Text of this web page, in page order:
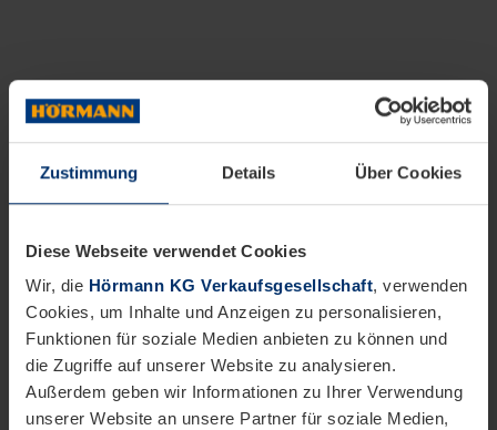
Zustimmung Details Über Cookies
Diese Webseite verwendet Cookies
Wir, die Hörmann KG Verkaufsgesellschaft, verwenden
Cookies, um Inhalte und Anzeigen zu personalisieren,
Funktionen für soziale Medien anbieten zu können und
die Zugriffe auf unserer Website zu analysieren.
Außerdem geben wir Informationen zu Ihrer Verwendung
unserer Website an unsere Partner für soziale Medien,